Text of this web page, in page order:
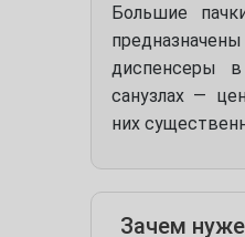
Большие
диспенсеры
санузлах —
них
Зачем